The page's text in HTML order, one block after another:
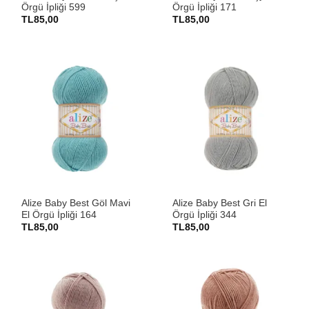
Örgü İpliği 599
TL85,00
Örgü İpliği 171
TL85,00
Alize Baby Best Göl Mavi
El Örgü İpliği 164
TL85,00
Alize Baby Best Gri El
Örgü İpliği 344
TL85,00